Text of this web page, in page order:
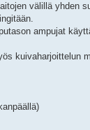
välillä yhden
ampujat
kuivaharjoittelun